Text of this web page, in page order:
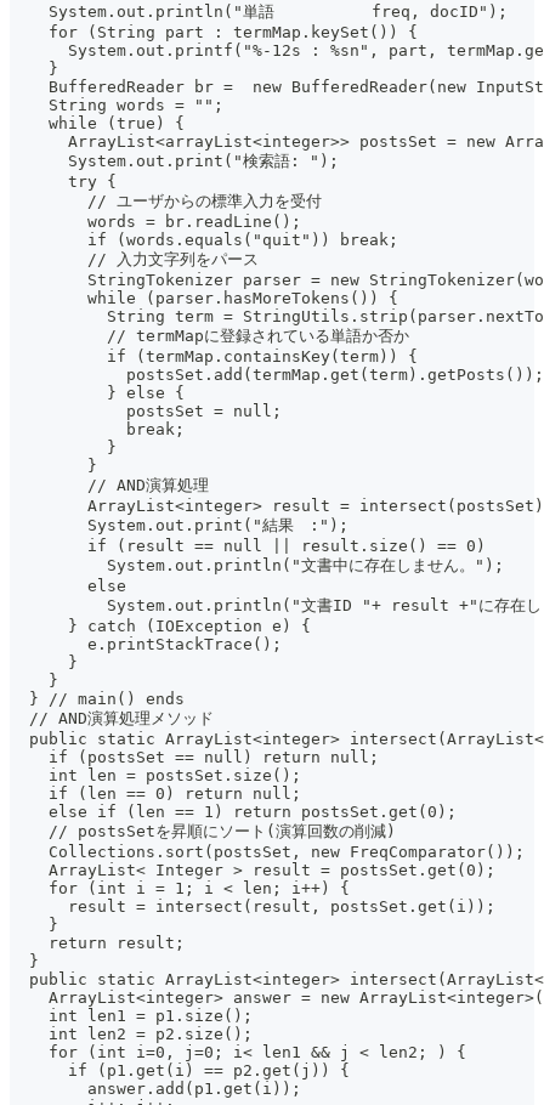
    System.out.println("単語          freq, docID");
    for (String part : termMap.keySet()) {
System.out.printf("%-12s : %sn", part,
    }
BufferedReader br =  new BufferedReader(new
    String words = "";
    while (true) {
ArrayList<arrayList<integer>> postsSet = new
      System.out.print("検索語: ");
      try {
        // ユーザからの標準入力を受付
        words = br.readLine();
        if (words.equals("quit")) break;
        // 入力文字列をパース
StringTokenizer parser = new
        while (parser.hasMoreTokens()) {
String term =
          // termMapに登録されている単語か否か
          if (termMap.containsKey(term)) {
            postsSet.add(termMap.get(term).getPosts());
          } else {
            postsSet = null;
            break;
          }
        }
        // AND演算処理
ArrayList<integer> result =
        System.out.print("結果　:");
        if (result == null || result.size() == 0)
          System.out.println("文書中に存在しません。");
        else
System.out.println("文書ID "+ result +"に存在し
      } catch (IOException e) {
        e.printStackTrace();
      }
    }
  } // main() ends
  // AND演算処理メソッド
public static ArrayList<integer>
    if (postsSet == null) return null;
    int len = postsSet.size();
    if (len == 0) return null;
    else if (len == 1) return postsSet.get(0);
    // postsSetを昇順にソート(演算回数の削減)
    Collections.sort(postsSet, new FreqComparator());
    ArrayList< Integer > result = postsSet.get(0);
    for (int i = 1; i < len; i++) {
      result = intersect(result, postsSet.get(i));
    }
    return result;
  }
public static ArrayList<integer>
ArrayList<integer> answer = new
    int len1 = p1.size();
    int len2 = p2.size();
    for (int i=0, j=0; i< len1 && j < len2; ) {
      if (p1.get(i) == p2.get(j)) {
        answer.add(p1.get(i));